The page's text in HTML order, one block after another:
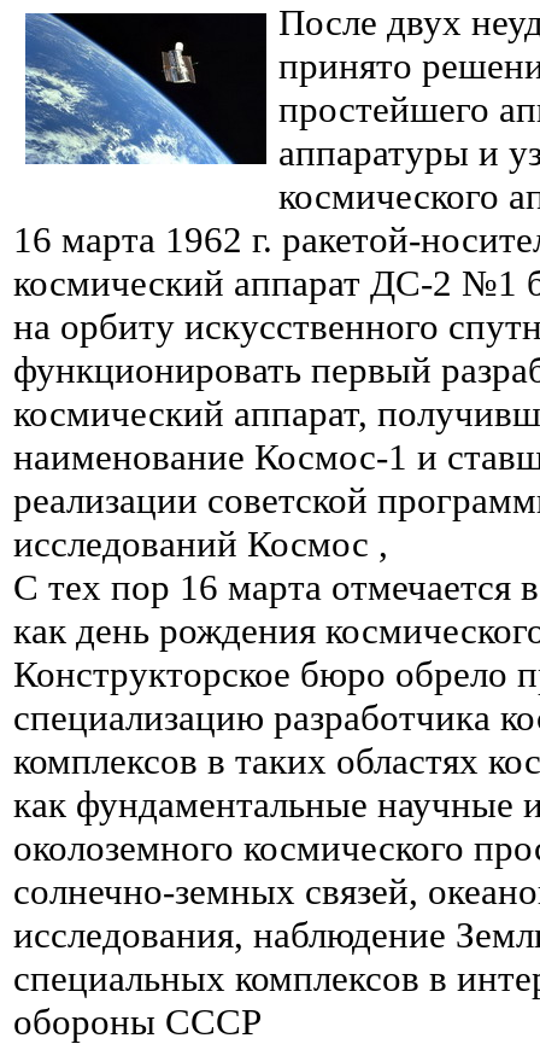
После двух
принято
простейшего
аппаратуры и
космического
16 марта 1962 г. ракетой-
космический аппарат ДС-2 №1
на орбиту искусственного
функционировать первый
космический аппарат,
наименование Космос-1 и
реализации советской
исследований Космос ,
С тех пор 16 марта
как день рождения
Конструкторское бюро обрело
специализацию разработчика
комплексов в таких областях
как фундаментальные научные
околоземного космического
солнечно-земных связей,
исследования, наблюдение
специальных комплексов в
обороны СССР